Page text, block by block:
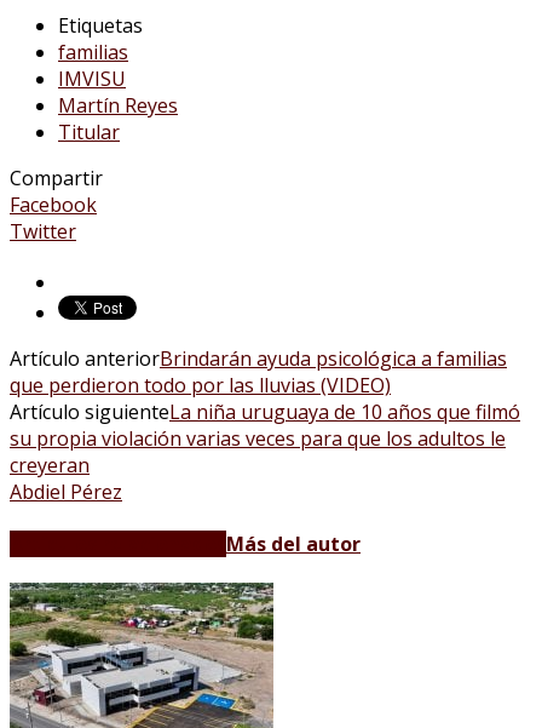
Etiquetas
familias
IMVISU
Martín Reyes
Titular
Compartir
Facebook
Twitter
Artículo anteriorBrindarán ayuda psicológica a familias
que perdieron todo por las lluvias (VIDEO)
Artículo siguienteLa niña uruguaya de 10 años que filmó
su propia violación varias veces para que los adultos le
creyeran
Abdiel Pérez
Más del autor